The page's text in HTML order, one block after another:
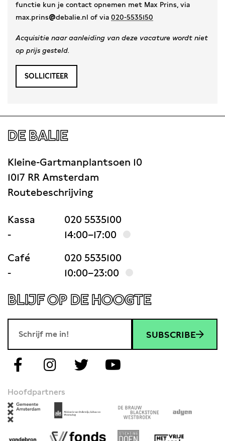
functie kun je contact opnemen met Max Prins, via
max.prins@debalie.nl of via 020-5535150
Acquisitie naar aanleiding van deze vacature wordt niet
op prijs gesteld.
SOLLICITEER
DE BALIE
Kleine-Gartmanplantsoen 10
1017 RR Amsterdam
Routebeschrijving
Kassa
020 5535100
-
14:00–17:00
Café
020 5535100
-
10:00–23:00
BLIJF OP DE HOOGTE
SUBSCRIBE
Hoofdpartners